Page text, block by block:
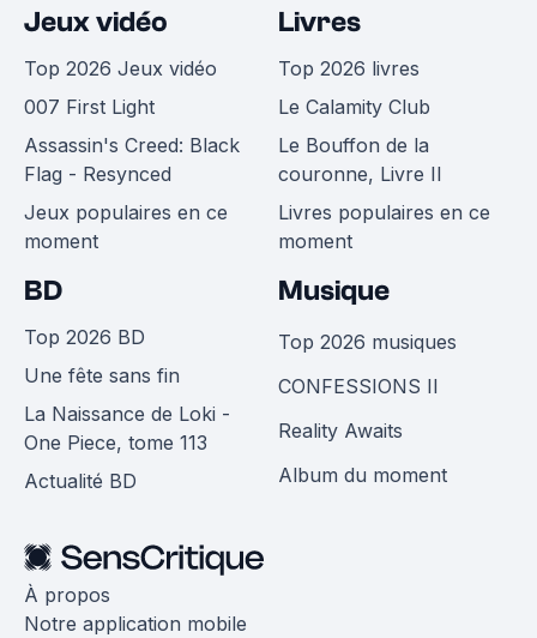
Jeux vidéo
Top 2026 Jeux vidéo
007 First Light
Assassin's Creed: Black
Flag - Resynced
Jeux populaires en ce
moment
Livres
Top 2026 livres
Le Calamity Club
Le Bouffon de la
couronne, Livre II
Livres populaires en ce
moment
BD
Top 2026 BD
Une fête sans fin
La Naissance de Loki -
One Piece, tome 113
Actualité BD
Musique
Top 2026 musiques
CONFESSIONS II
Reality Awaits
Album du moment
À propos
Notre application mobile